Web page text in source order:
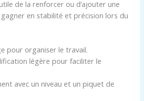
de la renforcer ou d’ajouter une
en stabilité et précision lors du
pour organiser le travail.
légère pour faciliter le
avec un niveau et un piquet de